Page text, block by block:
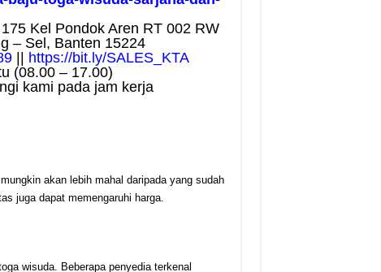
Kel Pondok Aren RT 002 RW
– Sel, Banten 15224
||
https://bit.ly/SALES_KTA
(08.00 – 17.00)
kami pada jam kerja
akan lebih mahal daripada yang sudah
juga dapat memengaruhi harga.
wisuda. Beberapa penyedia terkenal